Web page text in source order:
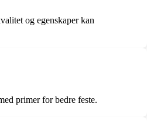
og egenskaper kan
primer for bedre feste.